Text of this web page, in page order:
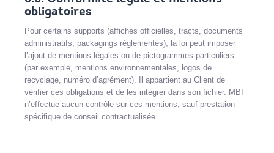
obligatoires
Pour certains supports (affiches officielles, tracts, documents
administratifs, packagings réglementés), la loi peut imposer
l’ajout de mentions légales ou de pictogrammes particuliers
(par exemple, mentions environnementales, logos de
recyclage, numéro d’agrément). Il appartient au Client de
vérifier ces obligations et de les intégrer dans son fichier. MBI
n’effectue aucun contrôle sur ces mentions, sauf prestation
spécifique de conseil contractualisée.